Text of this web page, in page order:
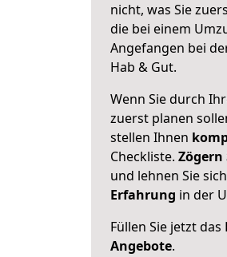
nicht, was Sie
die bei einem
Angefangen bei
Hab & Gut.
Wenn Sie durch
zuerst planen
stellen Ihnen
Checkliste. Zögern
und lehnen Sie
Erfahrung in der
Füllen Sie jetzt
Angebote.